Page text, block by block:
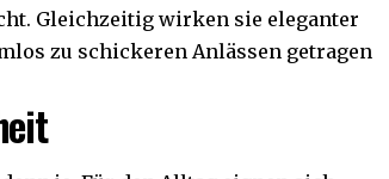
Gleichzeitig wirken sie eleganter
zu schickeren Anlässen getragen